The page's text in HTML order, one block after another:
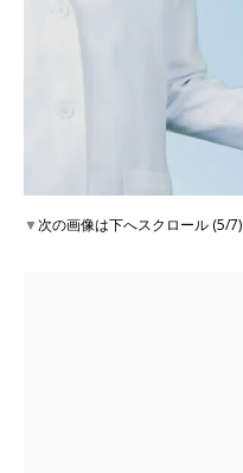
▼次の画像は下へスクロール (5/7)